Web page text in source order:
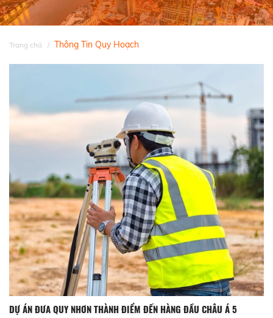
Trang chủ Thông Tin Quy Hoạch
DỰ ÁN ĐƯA QUY NHƠN THÀNH ĐIỂM ĐẾN HÀNG ĐẦU CHÂU Á 5